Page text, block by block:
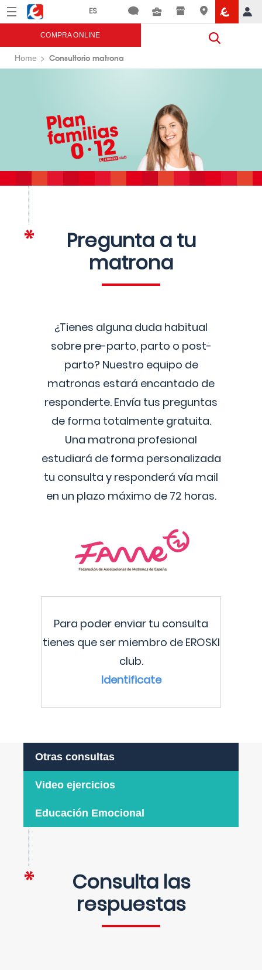
Menú Eroski
COMPRA ONLINE
Home Consultorio matrona
Pregunta a tu
matrona
¿Tienes alguna duda habitual
sobre pre-parto, parto o post-
parto? Nuestro equipo de
matronas estará encantado de
responderte. Envía tus preguntas
de forma totalmente gratuita.
Una matrona profesional
estudiará de forma personalizada
tu consulta y responderá vía mail
en un plazo máximo de 72 horas.
Para poder enviar tu consulta
tienes que ser miembro de EROSKI
club.
Identificate
Otras consultas
Video ejercicios
Educación Emocional
Consulta las
respuestas